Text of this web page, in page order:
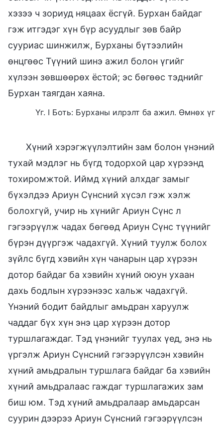
хэзээ ч зориуд няцаах ёсгүй. Бурхан байдаг
гэж итгэдэг хүн бүр асуудлыг зөв байр
сууриас шинжилж, Бурханы бүтээлийн
өнцгөөс Түүний шинэ ажил болон үгийг
хүлээн зөвшөөрөх ёстой; эс бөгөөс тэднийг
Бурхан таягдан хаяна.
Үг. I Боть: Бурханы илрэлт ба ажил. Өмнөх үг
Хүний хэрэгжүүлэлтийн зам болон үнэний
тухай мэдлэг нь бүгд тодорхой цар хүрээнд
тохиромжтой. Иймд хүний алхдаг замыг
бүхэлдээ Ариун Сүнсний хүсэл гэж хэлж
болохгүй, учир нь хүнийг Ариун Сүнс л
гэгээрүүлж чадах бөгөөд Ариун Сүнс түүнийг
бүрэн дүүргэж чадахгүй. Хүний туулж болох
зүйлс бүгд хэвийн хүн чанарын цар хүрээн
дотор байдаг ба хэвийн хүний оюун ухаан
дахь бодлын хүрээнээс хальж чадахгүй.
Үнэний бодит байдлыг амьдран харуулж
чаддаг бүх хүн энэ цар хүрээн дотор
туршлагаждаг. Тэд үнэнийг туулах үед, энэ нь
үргэлж Ариун Сүнсний гэгээрүүлсэн хэвийн
хүний амьдралын туршлага байдаг ба хэвийн
хүний амьдралаас гаждаг туршлагажих зам
биш юм. Тэд хүний амьдралаар амьдарсан
суурин дээрээ Ариун Сүнсний гэгээрүүлсэн